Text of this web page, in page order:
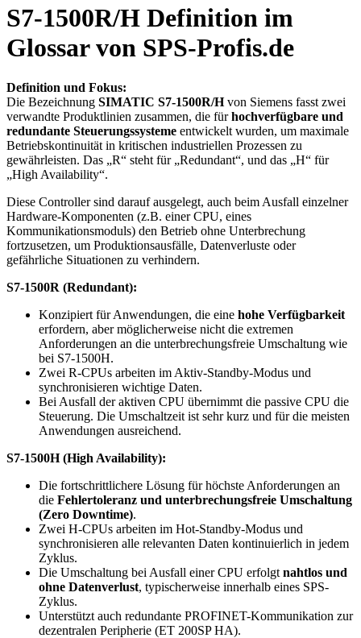
S7-1500R/H Definition im
Glossar von SPS-Profis.de
Definition und Fokus:
Die Bezeichnung SIMATIC S7-1500R/Hvon Siemens fasst zwei
verwandte Produktlinien zusammen, die fürhochverfügbare und
redundante Steuerungssysteme entwickelt wurden, um maximale
Betriebskontinuität in kritischen industriellen Prozessen zu
gewährleisten. Das „R“ steht für „Redundant“, und das „H“ für
„High Availability“.
Diese Controller sind darauf ausgelegt, auch beim Ausfall einzelner
Hardware-Komponenten (z.B. einer CPU, eines
Kommunikationsmoduls) den Betrieb ohne Unterbrechung
fortzusetzen, um Produktionsausfälle, Datenverluste oder
gefährliche Situationen zu verhindern.
S7-1500R (Redundant):
Konzipiert für Anwendungen, die eine hohe Verfügbarkeit
erfordern, aber möglicherweise nicht die extremen
Anforderungen an die unterbrechungsfreie Umschaltung wie
bei S7-1500H.
Zwei R-CPUs arbeiten im Aktiv-Standby-Modus und
synchronisieren wichtige Daten.
Bei Ausfall der aktiven CPU übernimmt die passive CPU die
Steuerung. Die Umschaltzeit ist sehr kurz und für die meisten
Anwendungen ausreichend.
S7-1500H (High Availability):
Die fortschrittlichere Lösung für höchste Anforderungen an
die Fehlertoleranz und unterbrechungsfreie Umschaltung
(Zero Downtime).
Zwei H-CPUs arbeiten im Hot-Standby-Modus und
synchronisieren alle relevanten Daten kontinuierlich in jedem
Zyklus.
Die Umschaltung bei Ausfall einer CPU erfolgt nahtlos und
ohne Datenverlust, typischerweise innerhalb eines SPS-
Zyklus.
Unterstützt auch redundante PROFINET-Kommunikation zur
dezentralen Peripherie (ET 200SP HA).